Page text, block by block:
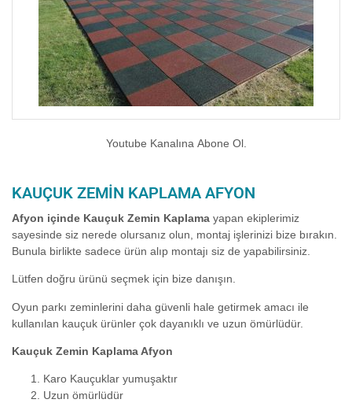
Youtube Kanalına Abone Ol.
KAUÇUK ZEMIN KAPLAMA AFYON
Afyon içinde Kauçuk Zemin Kaplama yapan ekiplerimiz
sayesinde siz nerede olursanız olun, montaj işlerinizi bize bırakın.
Bunula birlikte sadece ürün alıp montajı siz de yapabilirsiniz.
Lütfen doğru ürünü seçmek için bize danışın.
Oyun parkı zeminlerini daha güvenli hale getirmek amacı ile
kullanılan kauçuk ürünler çok dayanıklı ve uzun ömürlüdür.
Kauçuk Zemin Kaplama Afyon
Karo Kauçuklar yumuşaktır
Uzun ömürlüdür